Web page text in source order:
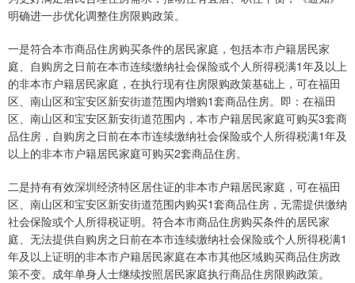
明确进一步优化调整住房限购政策。
一是符合本市商品住房购买条件的居民家庭，包括本市户籍居民家
庭、自购房之日前在本市连续缴纳社会保险或个人所得税满1年及以上
的非本市户籍居民家庭，在执行现有住房限购政策基础上，可在福田
区、南山区和宝安区新安街道范围内增购1套商品住房。即：在福田
区、南山区和宝安区新安街道范围内，本市户籍居民家庭可购买3套商
品住房，自购房之日前在本市连续缴纳社会保险或个人所得税满1年及
以上的非本市户籍居民家庭可购买2套商品住房。
二是持有有效深圳经济特区居住证的非本市户籍居民家庭，可在福田
区、南山区和宝安区新安街道范围内购买1套商品住房，无需提供缴纳
社会保险或个人所得税证明。符合本市商品住房购买条件的居民家
庭、无法提供自购房之日前在本市连续缴纳社会保险或个人所得税满1
年及以上证明的非本市户籍居民家庭在本市其他区域购买商品住房政
策不变。成年单身人士继续按照居民家庭执行商品住房限购政策。